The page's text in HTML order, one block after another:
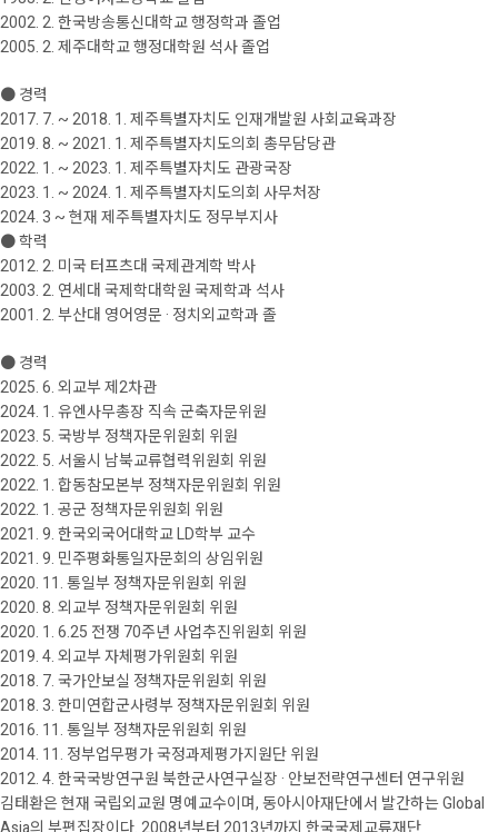
2002. 2. 한국방송통신대학교 행정학과 졸업
2005. 2. 제주대학교 행정대학원 석사 졸업
● 경력
2017. 7. ~ 2018. 1. 제주특별자치도 인재개발원 사회교육과장
2019. 8. ~ 2021. 1. 제주특별자치도의회 총무담당관
2022. 1. ~ 2023. 1. 제주특별자치도 관광국장
2023. 1. ~ 2024. 1. 제주특별자치도의회 사무처장
2024. 3 ~ 현재 제주특별자치도 정무부지사
● 학력
2012. 2. 미국 터프츠대 국제관계학 박사
2003. 2. 연세대 국제학대학원 국제학과 석사
2001. 2. 부산대 영어영문 · 정치외교학과 졸
● 경력
2025. 6. 외교부 제2차관
2024. 1. 유엔사무총장 직속 군축자문위원
2023. 5. 국방부 정책자문위원회 위원
2022. 5. 서울시 남북교류협력위원회 위원
2022. 1. 합동참모본부 정책자문위원회 위원
2022. 1. 공군 정책자문위원회 위원
2021. 9. 한국외국어대학교 LD학부 교수
2021. 9. 민주평화통일자문회의 상임위원
2020. 11. 통일부 정책자문위원회 위원
2020. 8. 외교부 정책자문위원회 위원
2020. 1. 6.25 전쟁 70주년 사업추진위원회 위원
2019. 4. 외교부 자체평가위원회 위원
2018. 7. 국가안보실 정책자문위원회 위원
2018. 3. 한미연합군사령부 정책자문위원회 위원
2016. 11. 통일부 정책자문위원회 위원
2014. 11. 정부업무평가 국정과제평가지원단 위원
2012. 4. 한국국방연구원 북한군사연구실장 · 안보전략연구센터 연구위원
김태환은 현재 국립외교원 명예교수이며, 동아시아재단에서 발간하는 Global